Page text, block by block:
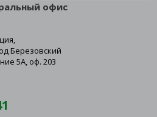
офис
Березовский
5А, оф. 203